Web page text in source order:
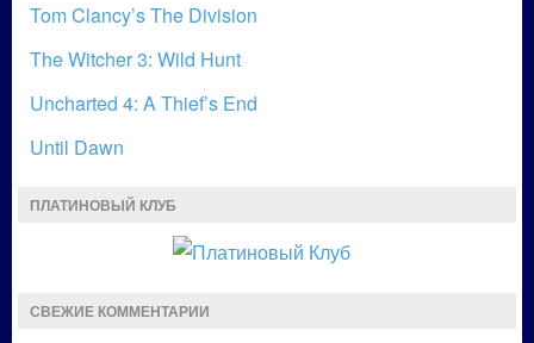
Tom Clancy’s The Division
The Witcher 3: Wild Hunt
Uncharted 4: A Thief’s End
Until Dawn
ПЛАТИНОВЫЙ КЛУБ
СВЕЖИЕ КОММЕНТАРИИ